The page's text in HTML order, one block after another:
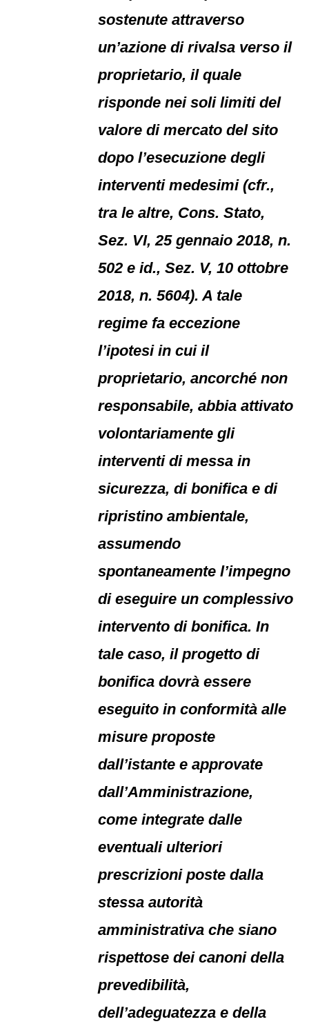
sostenute attraverso
un’azione di rivalsa verso il
proprietario, il quale
risponde nei soli limiti del
valore di mercato del sito
dopo l’esecuzione degli
interventi medesimi (cfr.,
tra le altre, Cons. Stato,
Sez. VI, 25 gennaio 2018, n.
502 e id., Sez. V, 10 ottobre
2018, n. 5604). A tale
regime fa eccezione
l’ipotesi in cui il
proprietario, ancorché non
responsabile, abbia attivato
volontariamente gli
interventi di messa in
sicurezza, di bonifica e di
ripristino ambientale,
assumendo
spontaneamente l’impegno
di eseguire un complessivo
intervento di bonifica. In
tale caso, il progetto di
bonifica dovrà essere
eseguito in conformità alle
misure proposte
dall’istante e approvate
dall’Amministrazione,
come integrate dalle
eventuali ulteriori
prescrizioni poste dalla
stessa autorità
amministrativa che siano
rispettose dei canoni della
prevedibilità,
dell’adeguatezza e della